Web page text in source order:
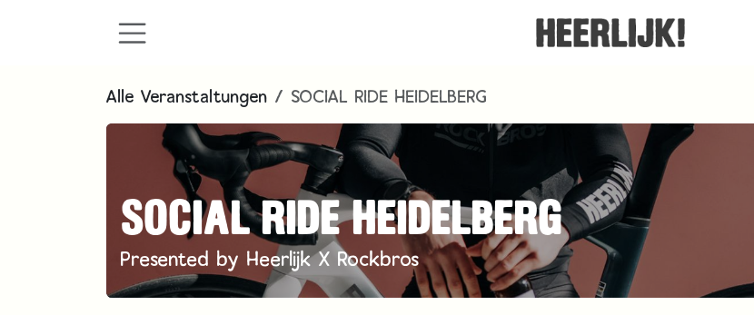
Alle Veranstaltungen SOCIAL RIDE HEIDELBERG
SOCIAL RIDE HEIDELBERG
Presented by Heerlijk X Rockbros